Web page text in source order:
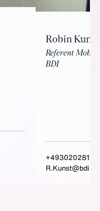
Robin Kunst
Referent
BDI
R.Kunst@bdi.eu